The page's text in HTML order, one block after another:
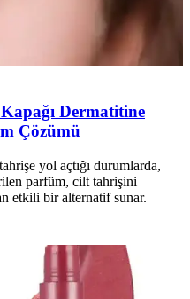
Dermatitine
Çözümü
yol açtığı durumlarda,
parfüm, cilt tahrişini
etkili bir alternatif sunar.